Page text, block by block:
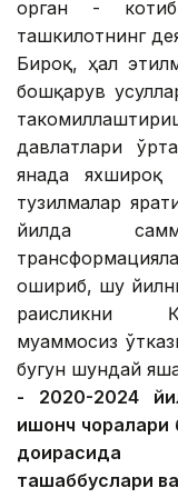
орган -
ташкилотнинг
Бироқ, ҳал
бошқарув
давлатлари
янада яхшироқ
тузилмалар
йилда
ошириб, шу
раисликни
муаммосиз
бугун шундай
- 2020-2024
ишонч чоралари
доирасида
ташаббуслари